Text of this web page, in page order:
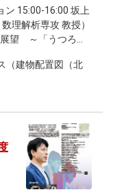
freedom are
how this
relativity leads
entropies
the classical
observables and
with
literature, the
This has bearing
which I will
ン 15:00-16:00 坂上
理解析専攻 教授）
望 ～「うつろう
専攻 教授）「時間
（建物配置図（北